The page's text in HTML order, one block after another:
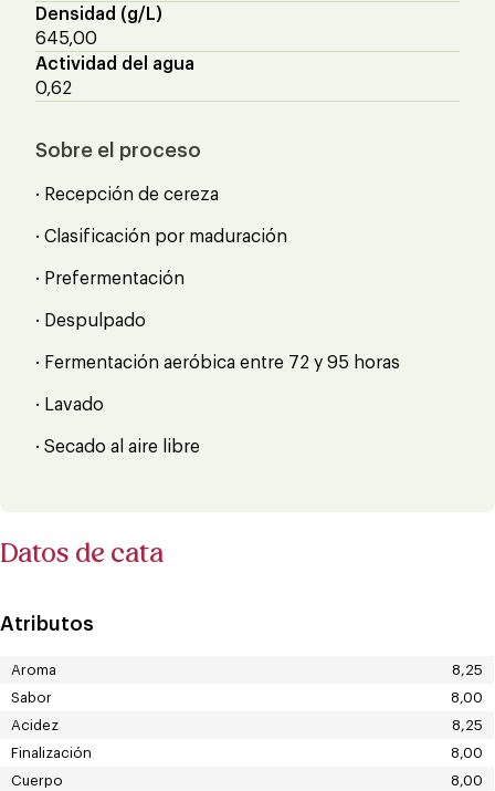
Densidad (g/L)
645,00
Actividad del agua
0,62
Sobre el proceso
· Recepción de cereza
· Clasificación por maduración
· Prefermentación
· Despulpado
· Fermentación aeróbica entre 72 y 95 horas
· Lavado
· Secado al aire libre
Datos de cata
Atributos
Aroma
8,25
Sabor
8,00
Acidez
8,25
Finalización
8,00
Cuerpo
8,00